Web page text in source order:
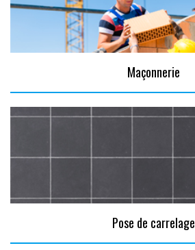
Maçonnerie
Pose de carrelage